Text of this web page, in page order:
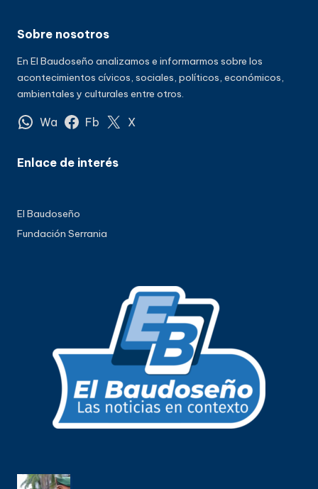
Sobre nosotros
En El Baudoseño analizamos e informarmos sobre los
acontecimientos cívicos, sociales, políticos, económicos,
ambientales y culturales entre otros.
Wa Fb X
Enlace de interés
El Baudoseño
Fundación Serrania